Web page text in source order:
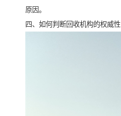
原因。
四、如何判断回收机构的权威性